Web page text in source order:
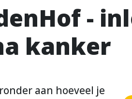
-
kanker
aan hoeveel je